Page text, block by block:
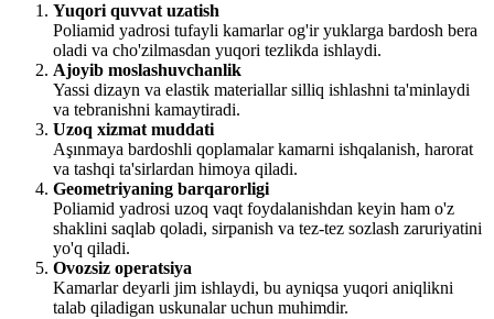
Yuqori quvvat uzatish
Poliamid yadrosi tufayli kamarlar og'ir yuklarga bardosh bera
oladi va cho'zilmasdan yuqori tezlikda ishlaydi.
Ajoyib moslashuvchanlik
Yassi dizayn va elastik materiallar silliq ishlashni ta'minlaydi
va tebranishni kamaytiradi.
Uzoq xizmat muddati
Aşınmaya bardoshli qoplamalar kamarni ishqalanish, harorat
va tashqi ta'sirlardan himoya qiladi.
Geometriyaning barqarorligi
Poliamid yadrosi uzoq vaqt foydalanishdan keyin ham o'z
shaklini saqlab qoladi, sirpanish va tez-tez sozlash zaruriyatini
yo'q qiladi.
Ovozsiz operatsiya
Kamarlar deyarli jim ishlaydi, bu ayniqsa yuqori aniqlikni
talab qiladigan uskunalar uchun muhimdir.